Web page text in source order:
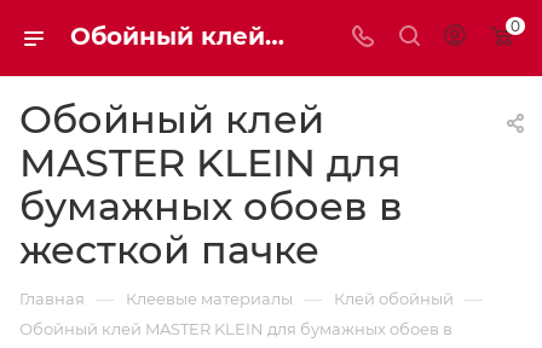
Обойный клей MASTER KLEIN для бумажных обоев в жесткой пачке | Мaxim-stroy 0
Обойный клей
MASTER KLEIN для
бумажных обоев в
жесткой пачке
Главная — Клеевые материалы — Клей обойный —
Обойный клей MASTER KLEIN для бумажных обоев в